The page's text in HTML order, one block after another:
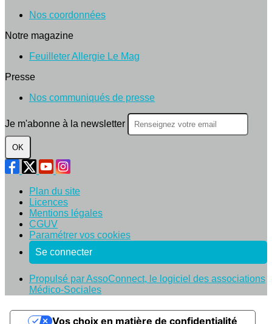
Nos coordonnées
Notre magazine
Feuilleter Allergie Le Mag
Presse
Nos communiqués de presse
Je m'abonne à la newsletter
OK
Plan du site
Licences
Mentions légales
CGUV
Paramétrer vos cookies
Se connecter
Propulsé par AssoConnect, le logiciel des associations
Médico-Sociales
Vos choix en matière de confidentialité